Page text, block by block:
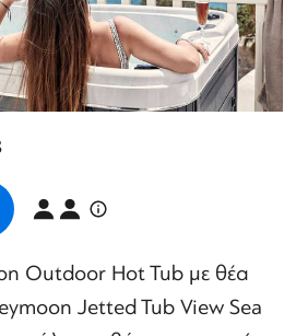
Outdoor Hot Tub με θέα
Jetted Tub View Sea